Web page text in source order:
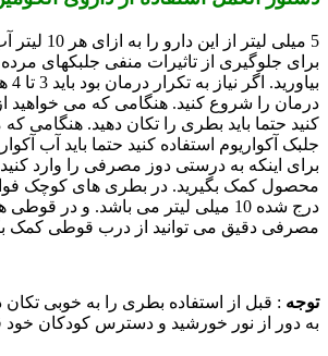
5 میلی لیتر
برای جلوگیری از تاثیرات منفی جلبکهای
درمان را شروع کنید. هنگامی که می خواهید از
کنید حتما باید بطری را تکان دهید. هنگامی
جلبک آکواریوم استفاده کنید حتما باید آب
برای اینکه به درستی دوز مصرفی را وارد کنید
محصول کمک بگیرید. در بطری های کوچک
درج شده 10 میلی لیتر می باشد. و در
مصرفی دقیق می توانید از درب قوطی کمک
توجه : قبل از استفاده بطری را به خوبی تکان
به دور از نور خورشید و دسترس کودکان خود